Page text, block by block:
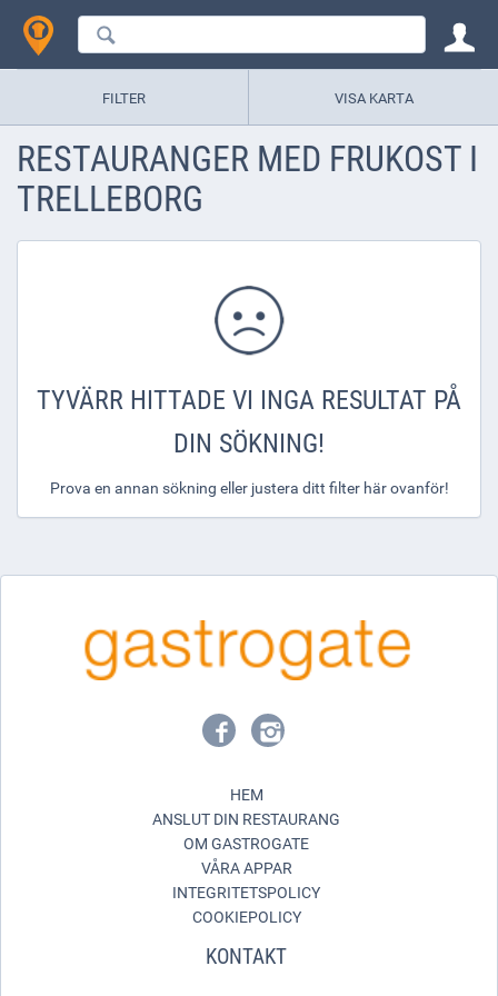
FILTER VISA KARTA
RESTAURANGER MED FRUKOST I
TRELLEBORG
TYVÄRR HITTADE VI INGA RESULTAT PÅ
DIN SÖKNING!
Prova en annan sökning eller justera ditt filter här ovanför!
HEM
ANSLUT DIN RESTAURANG
OM GASTROGATE
VÅRA APPAR
INTEGRITETSPOLICY
COOKIEPOLICY
KONTAKT